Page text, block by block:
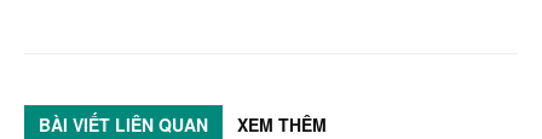
BÀI VIẾT LIÊN QUAN XEM THÊM